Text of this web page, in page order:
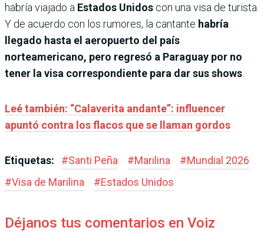
habría viajado a Estados Unidos con una visa de turista.
Y de acuerdo con los rumores, la cantante habría
llegado hasta el aeropuerto del país
norteamericano, pero regresó a Paraguay por no
tener la visa correspondiente para dar sus shows
Leé también: “Calaverita andante”: influencer
apuntó contra los flacos que se llaman gordos
Etiquetas: #Santi Peña #Marilina #Mundial 2026
#Visa de Marilina #Estados Unidos
Déjanos tus comentarios en Voiz